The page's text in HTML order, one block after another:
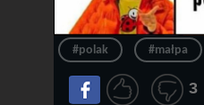
#polak #małpa
3